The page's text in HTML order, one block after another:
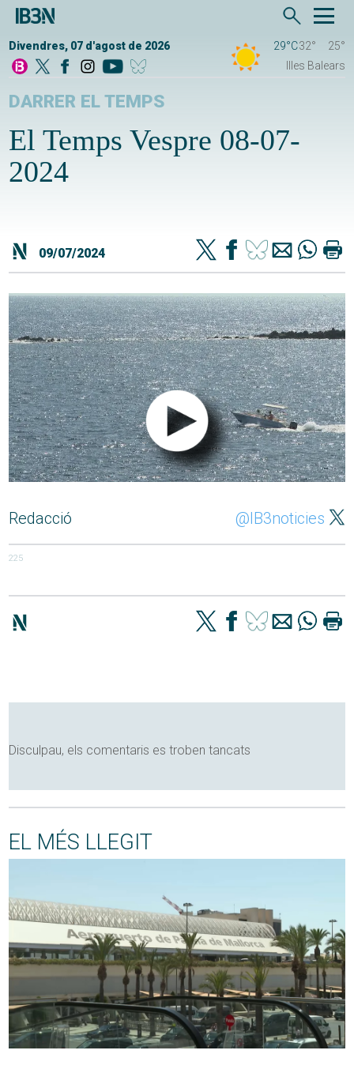
Divendres, 07 d'agost de 2026 29°C32°
25°
Illes Balears
DARRER EL TEMPS
El Temps Vespre 08-07-
2024
09/07/2024
Redacció @IB3noticies
225
Disculpau, els comentaris es troben tancats
EL MÉS LLEGIT